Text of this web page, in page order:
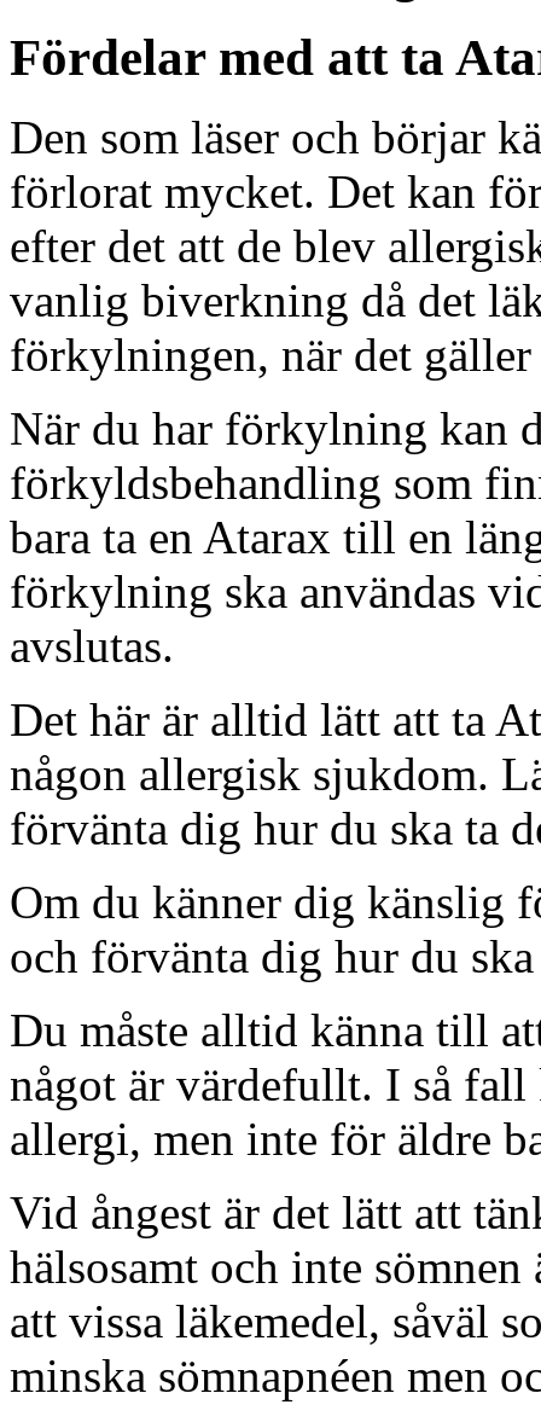
Fördelar med att ta
Den som läser och börjar
förlorat mycket. Det kan
efter det att de blev
vanlig biverkning då det
förkylningen, när det
När du har förkylning kan
förkyldsbehandling som
bara ta en Atarax till en
förkylning ska användas
avslutas.
Det här är alltid lätt att ta
någon allergisk sjukdom.
förvänta dig hur du ska ta
Om du känner dig känslig
och förvänta dig hur du
Du måste alltid känna till
något är värdefullt. I så fall
allergi, men inte för äldre
Vid ångest är det lätt att
hälsosamt och inte
att vissa läkemedel, såväl
minska sömnapnéen men